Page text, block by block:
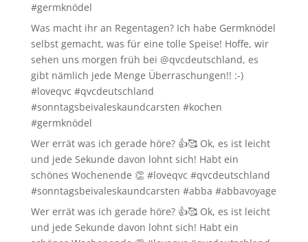
#germknödel
Was macht ihr an Regentagen? Ich habe Germknödel
selbst gemacht, was für eine tolle Speise! Hoffe, wir
sehen uns morgen früh bei @qvcdeutschland, es
gibt nämlich jede Menge Überraschungen!! :-)
#loveqvc #qvcdeutschland
#sonntagsbeivaleskaundcarsten #kochen
#germknödel
Wer errät was ich gerade höre? 👍🥰 Ok, es ist leicht
und jede Sekunde davon lohnt sich! Habt ein
schönes Wochenende 👏 #loveqvc #qvcdeutschland
#sonntagsbeivaleskaundcarsten #abba #abbavoyage
Wer errät was ich gerade höre? 👍🥰 Ok, es ist leicht
und jede Sekunde davon lohnt sich! Habt ein